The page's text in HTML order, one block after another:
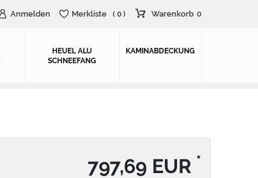
Anmelden Merkliste ( 0 ) Warenkorb 0
HEUEL ALU
SCHNEEFANG
KAMINABDECKUNG
797,69 EUR *